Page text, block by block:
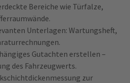
Bereiche wie Türfalze,
Unterlagen: Wartungsheft,
Gutachten erstellen –
des Fahrzeugwerts.
zur